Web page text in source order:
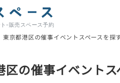
-販売スペース予約
東京都港区の催事イベントスペースを探
区の催事イベント